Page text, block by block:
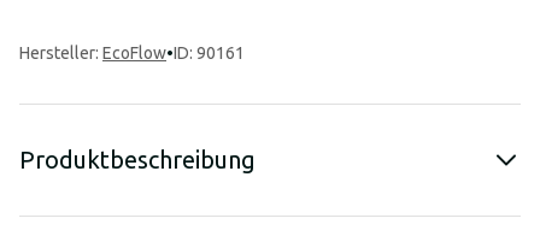
Hersteller: EcoFlow•ID: 90161
Produktbeschreibung